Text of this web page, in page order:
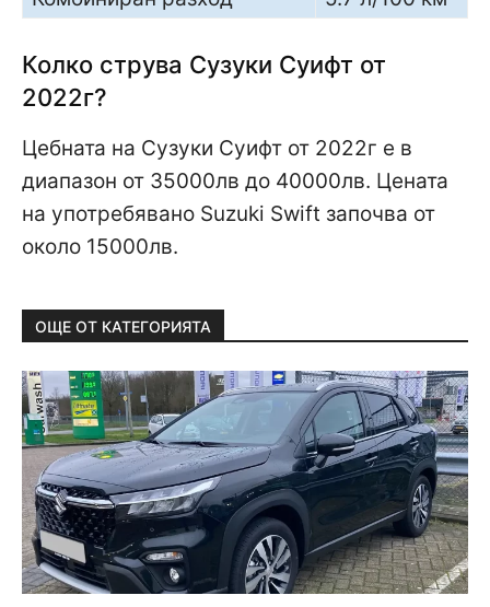
Колко струва Сузуки Суифт от
2022г?
Цебната на Сузуки Суифт от 2022г е в
диапазон от 35000лв до 40000лв. Цената
на употребявано Suzuki Swift започва от
около 15000лв.
ОЩЕ ОТ КАТЕГОРИЯТА